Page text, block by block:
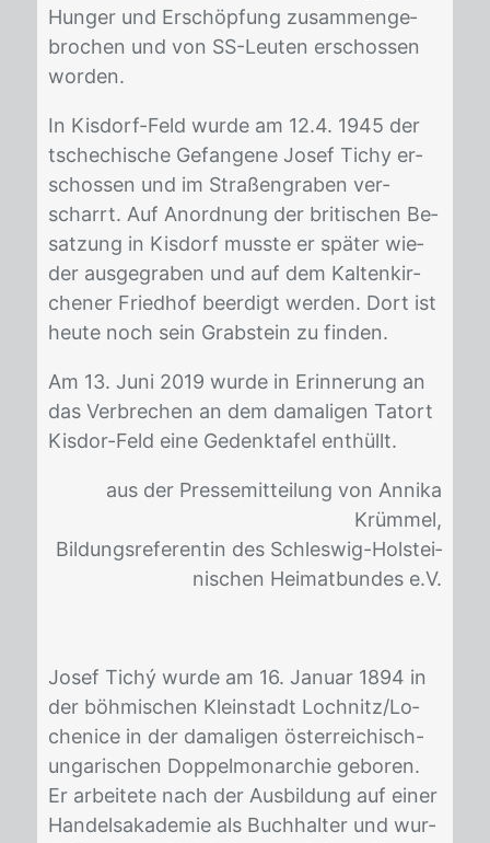
Hun­ger und Er­schöp­fung zu­sam­men­ge­
bro­chen und von SS-Leu­ten er­schos­sen
wor­den.
In Kis­dorf-Feld wur­de am 12.4. 1945 der
tsche­chi­sche Ge­fan­ge­ne Jo­sef Ti­chy er­
schos­sen und im Stra­ßen­gra­ben ver­
scharrt. Auf An­ord­nung der bri­ti­schen Be­
sat­zung in Kis­dorf muss­te er spä­ter wie­
der aus­ge­gra­ben und auf dem Kal­ten­kir­
che­ner Fried­hof be­er­digt wer­den. Dort ist
heu­te noch sein Grab­stein zu fin­den.
Am 13. Juni 2019 wur­de in Er­in­ne­rung an
das Ver­bre­chen an dem da­ma­li­gen Tat­ort
Kis­dor-Feld eine Ge­denk­ta­fel ent­hüllt.
aus der Pres­se­mit­tei­lung von An­ni­ka
Krüm­mel,
Bil­dungs­re­fe­ren­tin des Schles­wig-Hol­stei­
ni­schen Hei­mat­bun­des e.V.
Jo­sef Tichý wur­de am 16. Ja­nu­ar 1894 in
der böh­mi­schen Klein­stadt Lochnitz/​Lo­
che­nice in der da­ma­li­gen ös­ter­rei­chisch-
un­ga­ri­schen Dop­pel­mon­ar­chie ge­bo­ren.
Er ar­bei­te­te nach der Aus­bil­dung auf ei­ner
Han­dels­aka­de­mie als Buch­hal­ter und wur­